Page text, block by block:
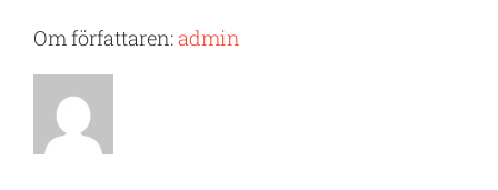
Om författaren:admin